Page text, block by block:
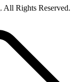
. All Rights Reserved.